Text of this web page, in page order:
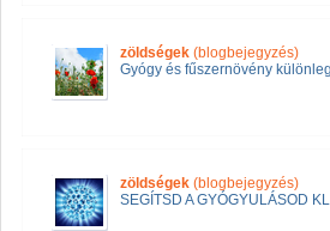
zöldségek (blogbejegyzés)
Gyógy és fűszernövény
zöldségek (blogbejegyzés)
SEGÍTSD A GYÓGYULÁSOD